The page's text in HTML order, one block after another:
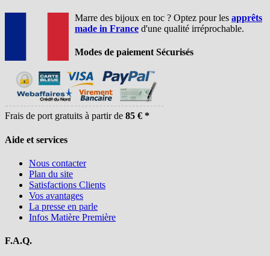
Marre des bijoux en toc ? Optez pour les apprêts
made in France d'une qualité irréprochable.
Modes de paiement Sécurisés
Frais de port gratuits à partir de 85 € *
Aide et services
Nous contacter
Plan du site
Satisfactions Clients
Vos avantages
La presse en parle
Infos Matière Première
F.A.Q.